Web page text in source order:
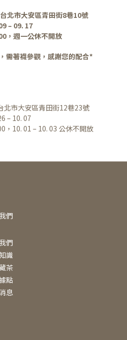
北市大安區青田街8巷10號
– 09. 17
，週一公休不開放
需著襪參觀，感謝您的配合*
北市大安區青田街12巷23號
– 10. 07
，10. 01 – 10. 03 公休不開放
們
們
識
茶
點
息